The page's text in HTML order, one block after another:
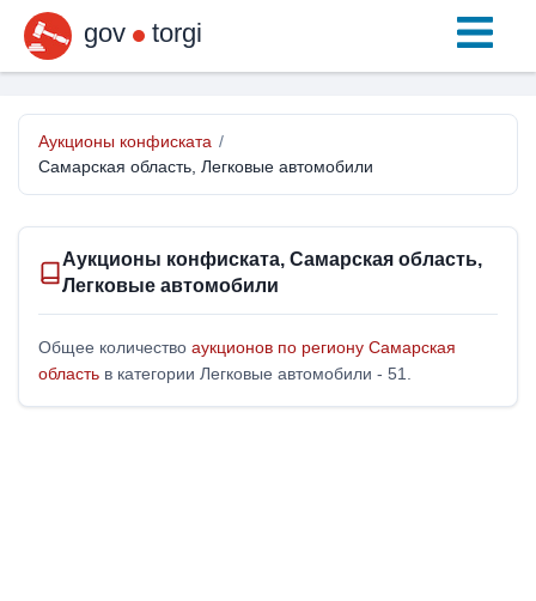
gov torgi
Аукционы конфиската /
Самарская область, Легковые автомобили
Аукционы конфиската, Самарская область,
Легковые автомобили
Общее количество аукционов по региону Самарская
область в категории Легковые автомобили - 51.